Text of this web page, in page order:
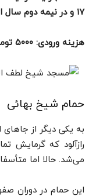
۱۷ و در نیمه دوم سال از ساعت ۹ تا ۱۱:۳۰ و ۱۳ تا ۱۶:۳۰ است.
هزینه ورودی: ۵۰۰۰ تومان.
حمام شیخ بهائی
به یکی دیگر از
رازآلود که گرمایش
می‌شد. حالا اما
این حمام در دوران